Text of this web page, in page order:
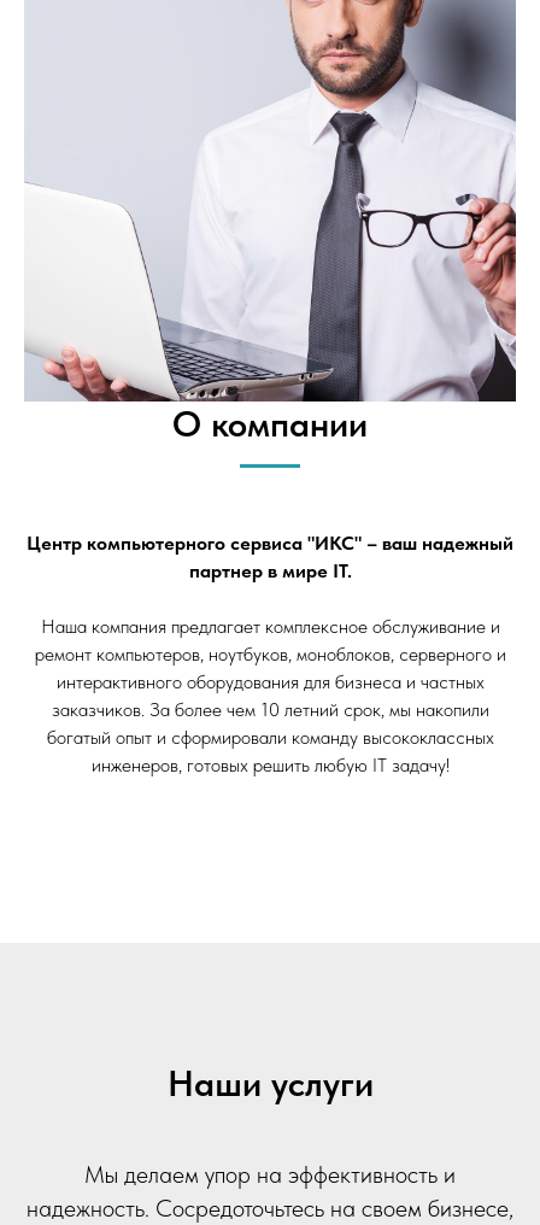
О компании
Центр компьютерного сервиса "ИКС" – ваш надежный
партнер в мире IT.
Наша компания предлагает комплексное обслуживание и
ремонт компьютеров, ноутбуков, моноблоков, серверного и
интерактивного оборудования для бизнеса и частных
заказчиков. За более чем 10 летний срок, мы накопили
богатый опыт и сформировали команду высококлассных
инженеров, готовых решить любую IT задачу!
Наши услуги
Мы делаем упор на эффективность и
надежность. Сосредоточьтесь на своем бизнесе,